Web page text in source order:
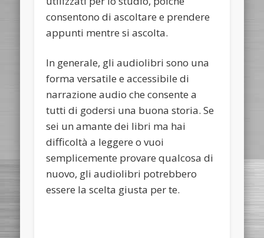
consentono di ascoltare e prendere
appunti mentre si ascolta.
In generale, gli audiolibri sono una
forma versatile e accessibile di
narrazione audio che consente a
tutti di godersi una buona storia. Se
sei un amante dei libri ma hai
difficoltà a leggere o vuoi
semplicemente provare qualcosa di
nuovo, gli audiolibri potrebbero
essere la scelta giusta per te.